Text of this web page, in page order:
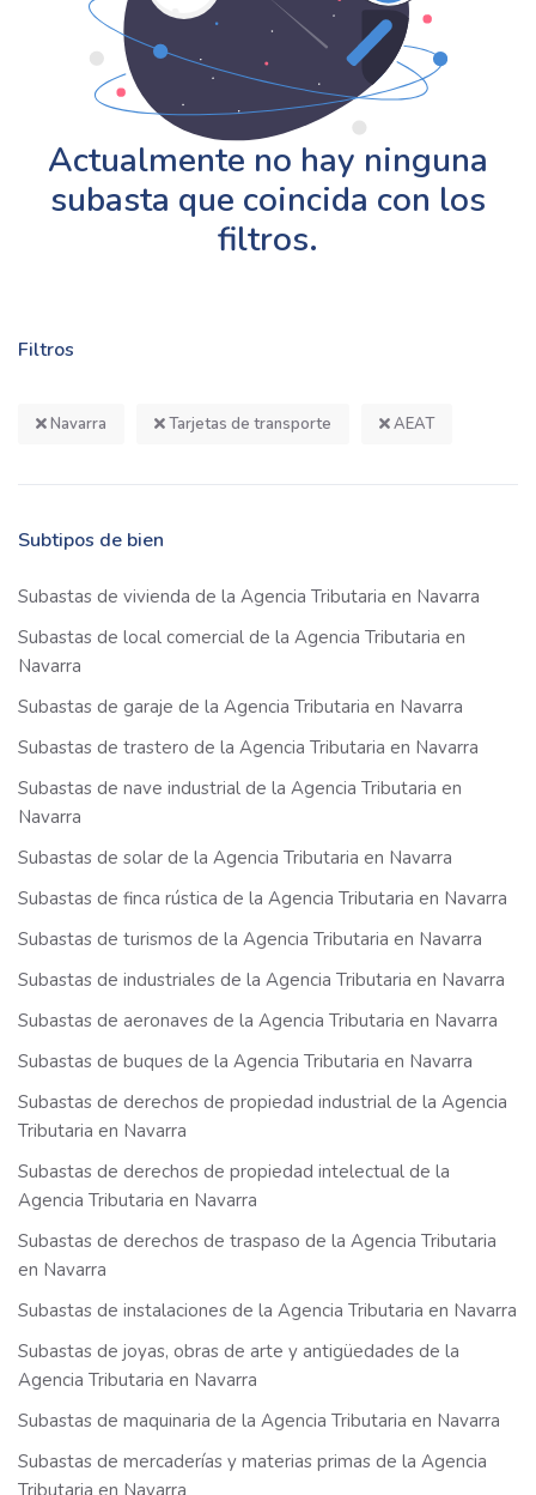
Filtros
Navarra Tarjetas de transporte AEAT
Subtipos de bien
Subastas de vivienda de la Agencia Tributaria en Navarra
Subastas de local comercial de la Agencia Tributaria en
Navarra
Subastas de garaje de la Agencia Tributaria en Navarra
Subastas de trastero de la Agencia Tributaria en Navarra
Subastas de nave industrial de la Agencia Tributaria en
Navarra
Subastas de solar de la Agencia Tributaria en Navarra
Subastas de finca rústica de la Agencia Tributaria en Navarra
Subastas de turismos de la Agencia Tributaria en Navarra
Subastas de industriales de la Agencia Tributaria en Navarra
Subastas de aeronaves de la Agencia Tributaria en Navarra
Subastas de buques de la Agencia Tributaria en Navarra
Subastas de derechos de propiedad industrial de la Agencia
Tributaria en Navarra
Subastas de derechos de propiedad intelectual de la
Agencia Tributaria en Navarra
Subastas de derechos de traspaso de la Agencia Tributaria
en Navarra
Subastas de instalaciones de la Agencia Tributaria en Navarra
Subastas de joyas, obras de arte y antigüedades de la
Agencia Tributaria en Navarra
Subastas de maquinaria de la Agencia Tributaria en Navarra
Subastas de mercaderías y materias primas de la Agencia
Actualmente no hay ninguna
subasta que coincida con los
filtros.